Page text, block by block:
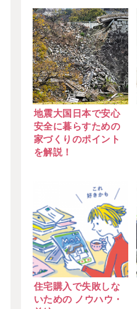
地震大国日本で安心
安全に暮らすための
家づくりのポイント
を解説！
住宅購入で失敗しな
いための ノウハウ・